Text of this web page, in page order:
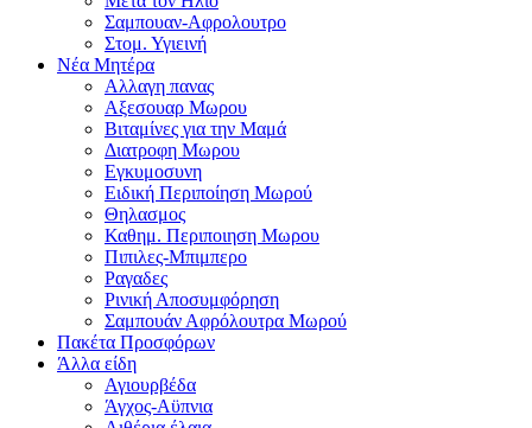
Σαμπουαν-Αφρολουτρο
Στομ. Υγιεινή
Νέα Μητέρα
Αλλαγη πανας
Αξεσουαρ Μωρου
Βιταμίνες για την Μαμά
Διατροφη Μωρου
Εγκυμοσυνη
Ειδική Περιποίηση Μωρού
Θηλασμος
Καθημ. Περιποιηση Μωρου
Πιπιλες-Μπιμπερο
Ραγαδες
Ρινική Αποσυμφόρηση
Σαμπουάν Αφρόλουτρα Μωρού
Πακέτα Προσφόρων
Άλλα είδη
Αγιουρβέδα
Άγχος-Αϋπνια